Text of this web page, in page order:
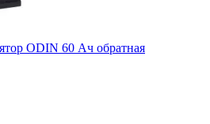
ODIN 60 Ач обратная